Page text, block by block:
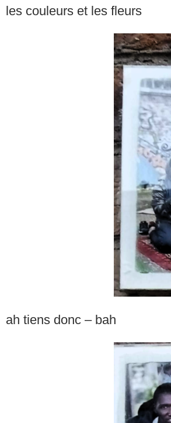
les couleurs et les fleurs
ah tiens donc – bah